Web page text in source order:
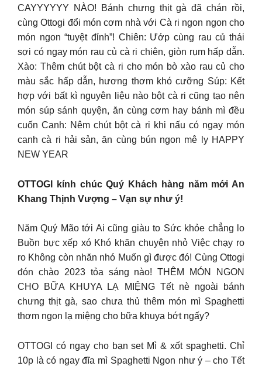
CAYYYYYY NÀO! Bánh chưng thịt gà đã chán rồi,
cùng Ottogi đổi món cơm nhà với Cà ri ngon ngon cho
món ngon “tuyệt đỉnh”! Chiên: Ướp cùng rau củ thái
sợi có ngay món rau củ cà ri chiên, giòn rụm hấp dẫn.
Xào: Thêm chút bột cà ri cho món bò xào rau củ cho
màu sắc hấp dẫn, hương thơm khó cưỡng Súp: Kết
hợp với bất kì nguyên liệu nào bột cà ri cũng tạo nên
món súp sánh quyện, ăn cùng cơm hay bánh mì đều
cuốn Canh: Nêm chút bột cà ri khi nấu có ngay món
canh cà ri hải sản, ăn cùng bún ngon mê ly HAPPY
NEW YEAR
OTTOGI kính chúc Quý Khách hàng năm mới An
Khang Thịnh Vượng – Vạn sự như ý!
Năm Quý Mão tới Ai cũng giàu to Sức khỏe chẳng lo
Buồn bực xếp xó Khó khăn chuyện nhỏ Việc chạy ro
ro Không còn nhăn nhó Muốn gì được đó! Cùng Ottogi
đón chào 2023 tỏa sáng nào! THÊM MÓN NGON
CHO BỮA KHUYA LẠ MIỆNG Tết nè ngoài bánh
chưng thịt gà, sao chưa thủ thêm món mì Spaghetti
thơm ngon lạ miệng cho bữa khuya bớt ngấy?
OTTOGI có ngay cho bạn set Mì & xốt spaghetti. Chỉ
10p là có ngay đĩa mì Spaghetti Ngon như ý – cho Tết